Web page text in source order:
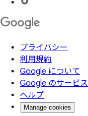
プライバシー
利用規約
Google について
Google のサービス
ヘルプ
Manage cookies